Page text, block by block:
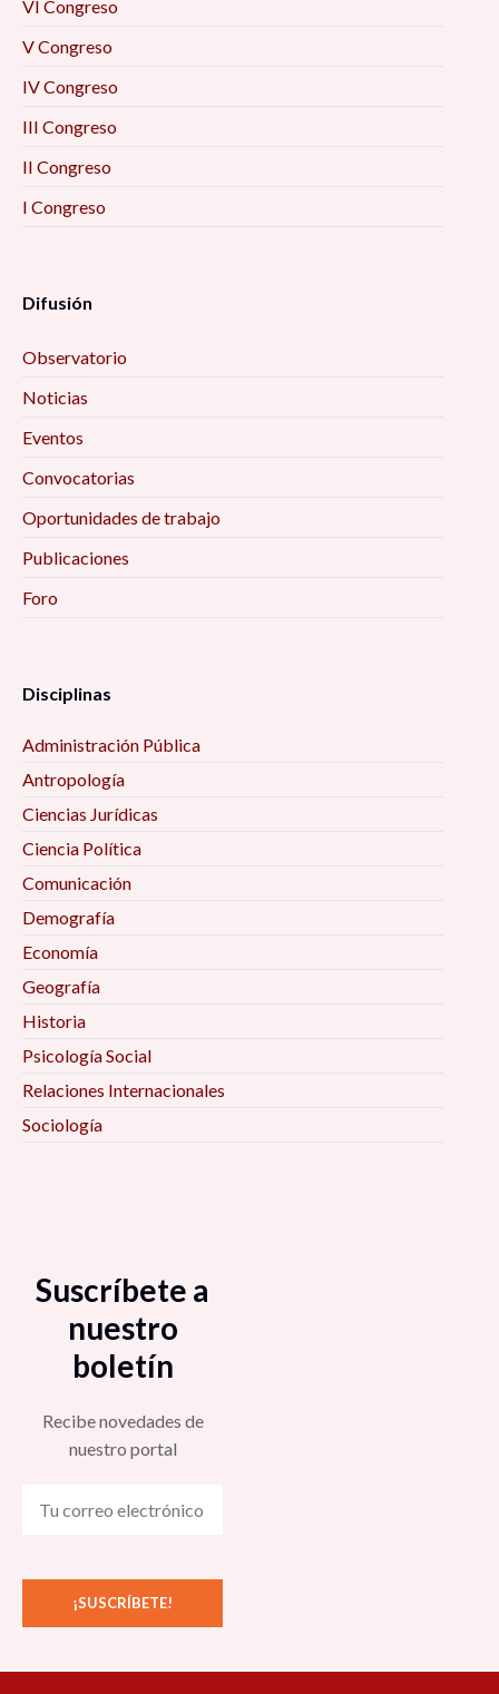
VI Congreso
V Congreso
IV Congreso
III Congreso
II Congreso
I Congreso
Difusión
Observatorio
Noticias
Eventos
Convocatorias
Oportunidades de trabajo
Publicaciones
Foro
Disciplinas
Administración Pública
Antropología
Ciencias Jurídicas
Ciencia Política
Comunicación
Demografía
Economía
Geografía
Historia
Psicología Social
Relaciones Internacionales
Sociología
Suscríbete a
nuestro
boletín
Recibe novedades de
nuestro portal